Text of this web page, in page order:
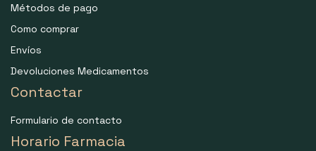
Métodos de pago
Como comprar
Envíos
Devoluciones Medicamentos
Contactar
Formulario de contacto
Horario Farmacia